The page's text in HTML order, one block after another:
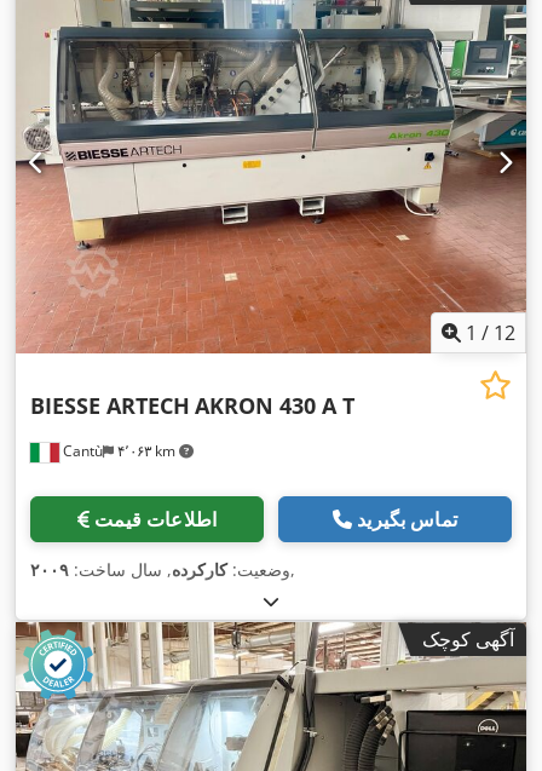
1 / 12
Cantù ۴٬۰۶۳ km
BIESSE ARTECH AKRON 430 A T
اطلاعات قیمت تماس بگیرید
وضعیت:کارکرده, سال ساخت: ۲۰۰۹ ,
آگهی کوچک